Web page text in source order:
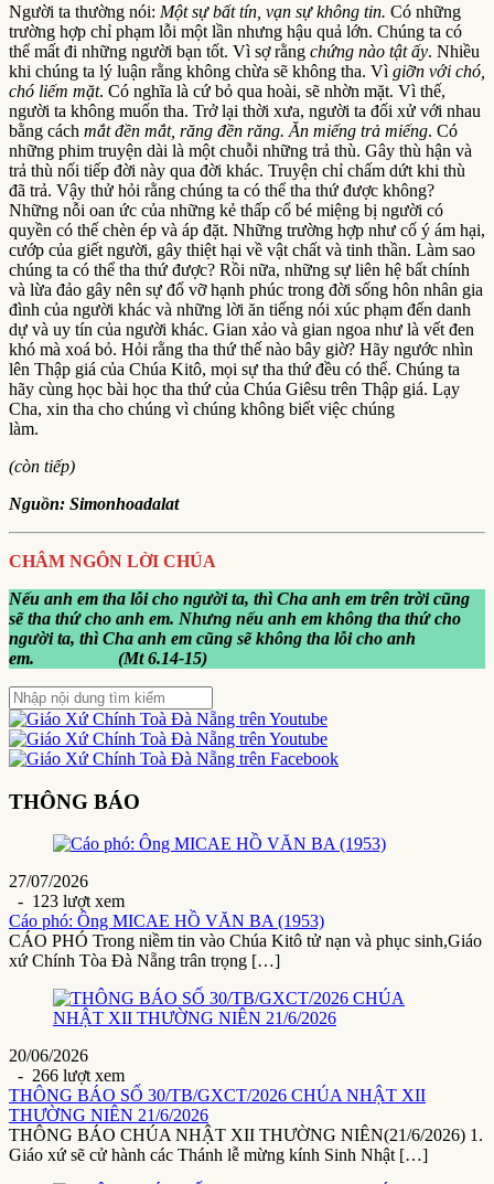
Người ta thường nói: Một sự bất tín, vạn sự không tin. Có những
trường hợp chỉ phạm lỗi một lần nhưng hậu quả lớn. Chúng ta có
thể mất đi những người bạn tốt. Vì sợ rằng chứng nào tật ấy. Nhiều
khi chúng ta lý luận rằng không chừa sẽ không tha. Vì giỡn với chó,
chó liếm mặt. Có nghĩa là cứ bỏ qua hoài, sẽ nhờn mặt. Vì thế,
người ta không muốn tha. Trở lại thời xưa, người ta đối xử với nhau
bằng cách mắt đền mắt, răng đền răng. Ăn miếng trả miếng. Có
những phim truyện dài là một chuỗi những trả thù. Gây thù hận và
trả thù nối tiếp đời này qua đời khác. Truyện chỉ chấm dứt khi thù
đã trả. Vậy thử hỏi rằng chúng ta có thể tha thứ được không?
Những nỗi oan ức của những kẻ thấp cổ bé miệng bị người có
quyền có thế chèn ép và áp đặt. Những trường hợp như cố ý ám hại,
cướp của giết người, gây thiệt hại về vật chất và tinh thần. Làm sao
chúng ta có thể tha thứ được? Rồi nữa, những sự liên hệ bất chính
và lừa đảo gây nên sự đổ vỡ hạnh phúc trong đời sống hôn nhân gia
đình của người khác và những lời ăn tiếng nói xúc phạm đến danh
dự và uy tín của người khác. Gian xảo và gian ngoa như là vết đen
khó mà xoá bỏ. Hỏi rằng tha thứ thế nào bây giờ? Hãy ngước nhìn
lên Thập giá của Chúa Kitô, mọi sự tha thứ đều có thể. Chúng ta
hãy cùng học bài học tha thứ của Chúa Giêsu trên Thập giá. Lạy
Cha, xin tha cho chúng vì chúng không biết việc chúng
làm.
(còn tiếp)
Nguồn: Simonhoadalat
CHÂM NGÔN LỜI CHÚA
Nếu anh em tha lỗi cho người ta, thì Cha anh em trên trời cũng
sẽ tha thứ cho anh em. Nhưng nếu anh em không tha thứ cho
người ta, thì Cha anh em cũng sẽ không tha lỗi cho anh
em. (Mt 6.14-15)
THÔNG BÁO
27/07/2026
- 123 lượt xem
Cáo phó: Ông MICAE HỒ VĂN BA (1953)
CÁO PHÓ Trong niềm tin vào Chúa Kitô tử nạn và phục sinh,Giáo
xứ Chính Tòa Đà Nẵng trân trọng […]
20/06/2026
- 266 lượt xem
THÔNG BÁO SỐ 30/TB/GXCT/2026 CHÚA NHẬT XII
THƯỜNG NIÊN 21/6/2026
THÔNG BÁO CHÚA NHẬT XII THƯỜNG NIÊN(21/6/2026) 1.
Giáo xứ sẽ cử hành các Thánh lễ mừng kính Sinh Nhật […]